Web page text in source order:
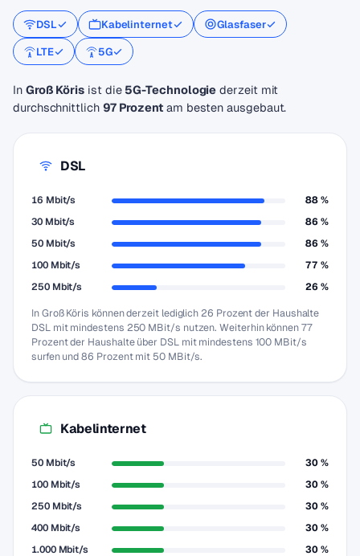
DSL Kabelinternet
Glasfaser
LTE
5G
In Groß Köris ist die 5G-Technologie derzeit mit
durchschnittlich 97 Prozentam besten ausgebaut.
DSL
16 Mbit/s
88 %
30 Mbit/s
86 %
50 Mbit/s
86 %
100 Mbit/s
77 %
250 Mbit/s
26 %
In Groß Köris können derzeit lediglich 26 Prozent der Haushalte
DSL mit mindestens 250 MBit/s nutzen. Weiterhin können 77
Prozent der Haushalte über DSL mit mindestens 100 MBit/s
surfen und 86 Prozent mit 50 MBit/s.
Kabelinternet
50 Mbit/s
30 %
100 Mbit/s
30 %
250 Mbit/s
30 %
400 Mbit/s
30 %
1.000 Mbit/s
30 %